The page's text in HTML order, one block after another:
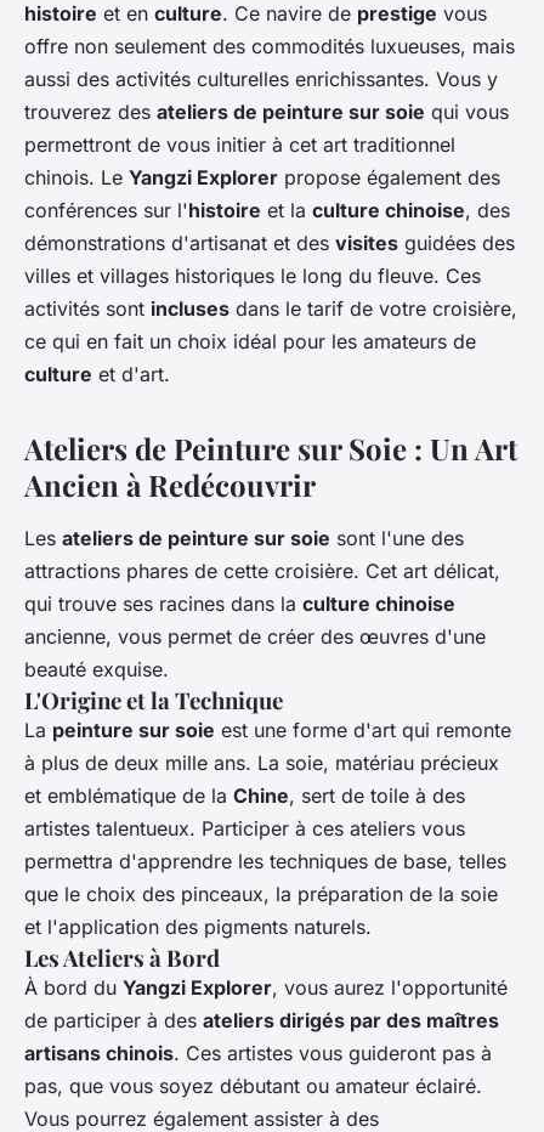
histoire et en culture. Ce navire de prestige vous
offre non seulement des commodités luxueuses, mais
aussi des activités culturelles enrichissantes. Vous y
trouverez des ateliers de peinture sur soie qui vous
permettront de vous initier à cet art traditionnel
chinois. Le Yangzi Explorer propose également des
conférences sur l'histoire et la culture chinoise, des
démonstrations d'artisanat et des visites guidées des
villes et villages historiques le long du fleuve. Ces
activités sont incluses dans le tarif de votre croisière,
ce qui en fait un choix idéal pour les amateurs de
culture et d'art.
Ateliers de Peinture sur Soie : Un Art
Ancien à Redécouvrir
Les ateliers de peinture sur soie sont l'une des
attractions phares de cette croisière. Cet art délicat,
qui trouve ses racines dans la culture chinoise
ancienne, vous permet de créer des œuvres d'une
beauté exquise.
L'Origine et la Technique
La peinture sur soie est une forme d'art qui remonte
à plus de deux mille ans. La soie, matériau précieux
et emblématique de la Chine, sert de toile à des
artistes talentueux. Participer à ces ateliers vous
permettra d'apprendre les techniques de base, telles
que le choix des pinceaux, la préparation de la soie
et l'application des pigments naturels.
Les Ateliers à Bord
À bord du Yangzi Explorer, vous aurez l'opportunité
de participer à des ateliers dirigés par des maîtres
artisans chinois. Ces artistes vous guideront pas à
pas, que vous soyez débutant ou amateur éclairé.
Vous pourrez également assister à des